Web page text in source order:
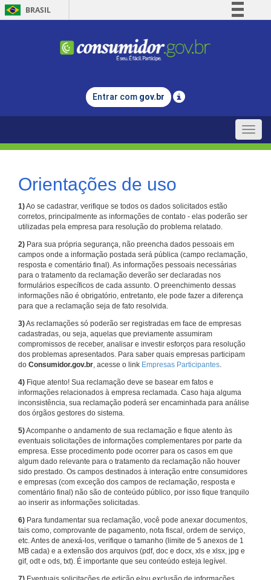
BRASIL
Comunica BR
Legislação
Entrar com gov.br
Toggle
Orientações de uso
1)Ao se cadastrar, verifique se todos os dados solicitados estão
corretos, principalmente as informações de contato - elas poderão ser
utilizadas pela empresa para resolução do problema relatado.
2) Para sua própria segurança, não preencha dados pessoais em
campos onde a informação postada será pública (campo reclamação,
resposta e comentário final). As informações pessoais necessárias
para o tratamento da reclamação deverão ser declaradas nos
formulários específicos de cada assunto. O preenchimento dessas
informações não é obrigatório, entretanto, ele pode fazer a diferença
para que a reclamação seja de fato resolvida.
3)As reclamações só poderão ser registradas em face de empresas
cadastradas, ou seja, aquelas que previamente assumiram
compromissos de receber, analisar e investir esforços para resolução
dos problemas apresentados. Para saber quais empresas participam
do Consumidor.gov.br, acesse o link Empresas Participantes.
4) Fique atento! Sua reclamação deve se basear em fatos e
informações relacionados à empresa reclamada. Caso haja alguma
inconsistência, sua reclamação poderá ser encaminhada para análise
dos órgãos gestores do sistema.
5)Acompanhe o andamento de sua reclamação e fique atento às
eventuais solicitações de informações complementares por parte da
empresa. Esse procedimento pode ocorrer para os casos em que
algum dado relevante para o tratamento da reclamação não houver
sido prestado. Os campos destinados à interação entre consumidores
e empresas (com exceção dos campos de reclamação, resposta e
comentário final) não são de conteúdo público, por isso fique tranquilo
ao inserir as informações solicitadas.
6) Para fundamentar sua reclamação, você pode anexar documentos,
tais como, comprovante de pagamento, nota fiscal, ordem de serviço,
etc. Antes de anexá-los, verifique o tamanho (limite de 5 anexos de 1
MB cada) e a extensão dos arquivos (pdf, doc e docx, xls e xlsx, jpg e
gif, odt e ods, txt). É importante que seu conteúdo esteja legível.